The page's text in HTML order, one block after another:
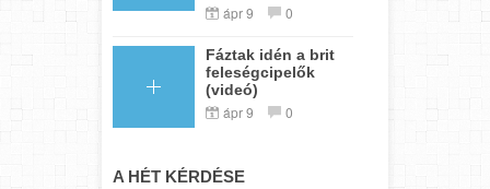
ápr 9 0
Fáztak idén a brit
feleségcipelők
(videó)
ápr 9 0
A HÉT KÉRDÉSE